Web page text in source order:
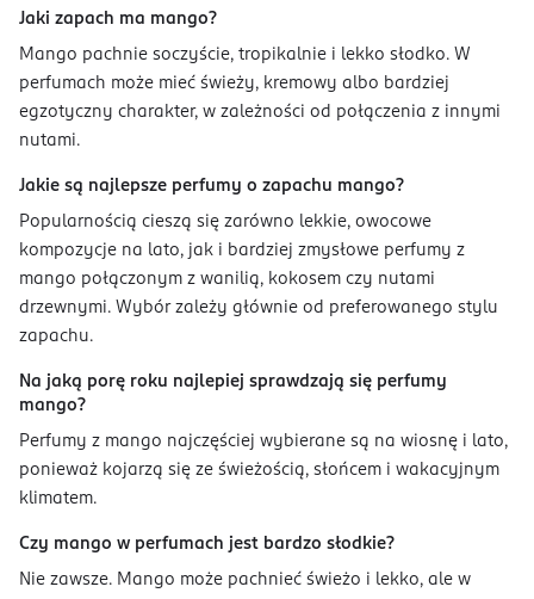
Jaki zapach ma mango?
Mango pachnie soczyście, tropikalnie i lekko słodko. W
perfumach może mieć świeży, kremowy albo bardziej
egzotyczny charakter, w zależności od połączenia z innymi
nutami.
Jakie są najlepsze perfumy o zapachu mango?
Popularnością cieszą się zarówno lekkie, owocowe
kompozycje na lato, jak i bardziej zmysłowe perfumy z
mango połączonym z wanilią, kokosem czy nutami
drzewnymi. Wybór zależy głównie od preferowanego stylu
zapachu.
Na jaką porę roku najlepiej sprawdzają się perfumy
mango?
Perfumy z mango najczęściej wybierane są na wiosnę i lato,
ponieważ kojarzą się ze świeżością, słońcem i wakacyjnym
klimatem.
Czy mango w perfumach jest bardzo słodkie?
Nie zawsze. Mango może pachnieć świeżo i lekko, ale w